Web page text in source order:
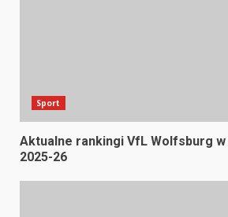
Sport
Aktualne rankingi VfL Wolfsburg
2025-26